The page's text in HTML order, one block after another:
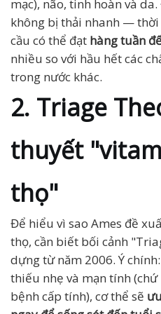
mạc), não, tinh hoàn và
không bị thải nhanh —
cầu có thể đạt hàng tuần
nhiều so với hầu hết các
trong nước khác.
2. Triage
thuyết
thọ"
Để hiểu vì sao Ames đề
thọ, cần biết bối cảnh
dựng từ năm 2006. Ý
thiếu nhẹ và mạn tính
bệnh cấp tính), cơ thể sẽ